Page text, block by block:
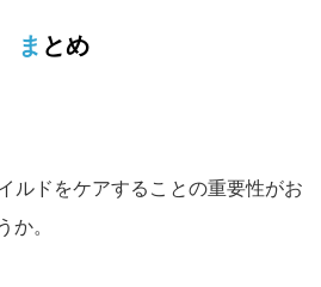
まとめ
ルドをケアすることの重要性がお
か。